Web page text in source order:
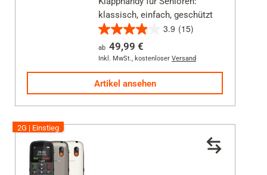
klassisch, einfach, geschützt
3.9 (15)
3.9
von
Sternen.
15
Bewertungen
ab 49,99 €
Inkl. MwSt., kostenloser Versand
Artikel ansehen
2G | Einstieg